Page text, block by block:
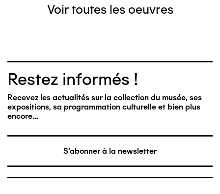
Voir toutes les oeuvres
Restez informés !
Recevez les actualités sur la collection du musée, ses
expositions, sa programmation culturelle et bien plus
encore…
S'abonner à la newsletter